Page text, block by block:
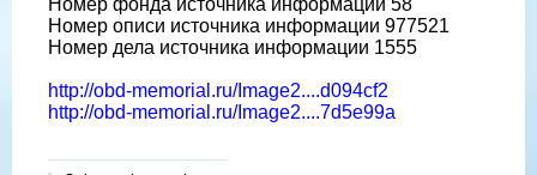
Номер фонда источника информации 58
Номер описи источника информации 977521
Номер дела источника информации 1555
http://obd-memorial.ru/Image2....d094cf2
http://obd-memorial.ru/Image2....7d5e99a